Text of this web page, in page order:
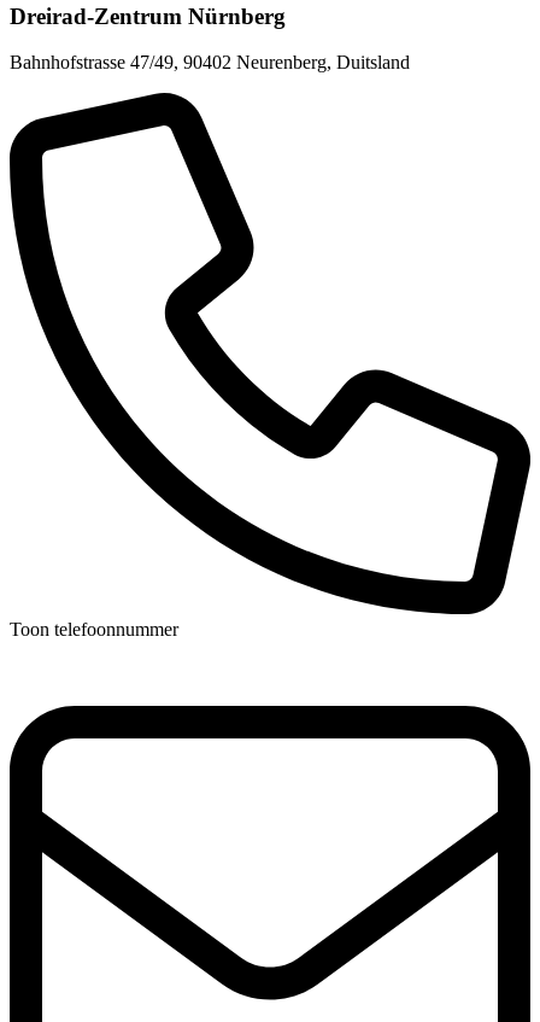
Dreirad-Zentrum Nürnberg
Bahnhofstrasse 47/49, 90402 Neurenberg, Duitsland
Toon telefoonnummer